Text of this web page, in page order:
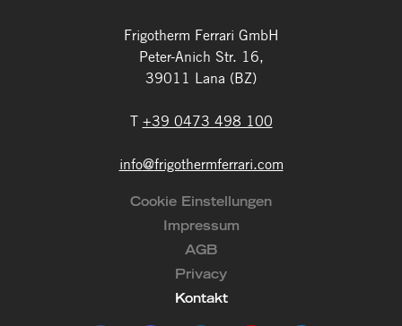
Frigotherm Ferrari GmbH
Peter-Anich Str. 16,
39011 Lana (BZ)
T +39 0473 498 100
info@frigothermferrari.com
Cookie Einstellungen
Impressum
AGB
Privacy
Kontakt